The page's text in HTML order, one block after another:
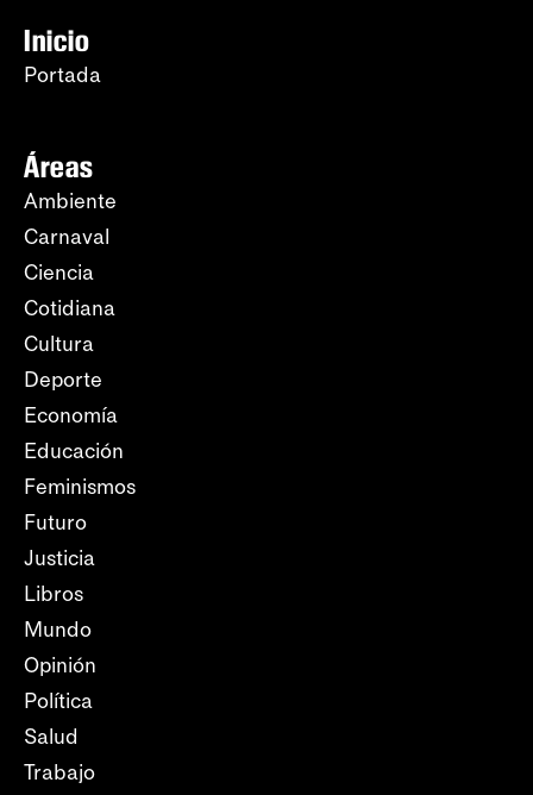
Inicio
Portada
Áreas
Ambiente
Carnaval
Ciencia
Cotidiana
Cultura
Deporte
Economía
Educación
Feminismos
Futuro
Justicia
Libros
Mundo
Opinión
Política
Salud
Trabajo